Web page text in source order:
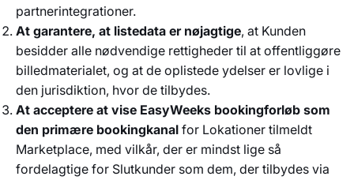
partnerintegrationer.
At garantere, at listedata er nøjagtige, at Kunden
besidder alle nødvendige rettigheder til at offentliggøre
billedmaterialet, og at de oplistede ydelser er lovlige i
den jurisdiktion, hvor de tilbydes.
At acceptere at vise EasyWeeks bookingforløb som
den primære bookingkanal for Lokationer tilmeldt
Marketplace, med vilkår, der er mindst lige så
fordelagtige for Slutkunder som dem, der tilbydes via